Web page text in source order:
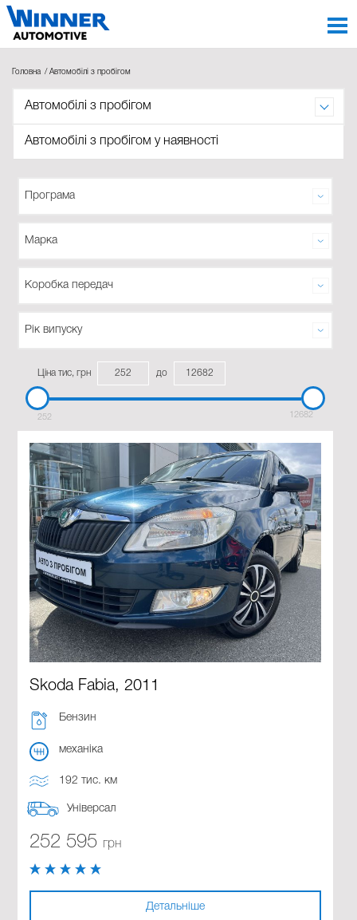
Головна Автомобілі з пробігом
Автомобілі з пробігом
Автомобілі з пробігом у наявності
Автомобілі з пробігом
Ціна тис, грн до
252 12682
Skoda Fabia, 2011
Бензин
механіка
192 тис. км
Універсал
252 595 грн
Детальніше